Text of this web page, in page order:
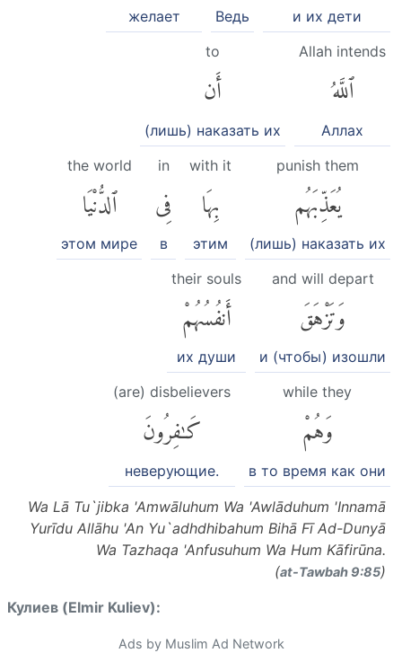
и их дети
Ведь
желает
Allah intends
ٱللَّهُ
Аллах
to
أَن
(лишь) наказать их
punish them
يُعَذِّبَهُم
(лишь) наказать их
with it
بِهَا
этим
in
فِى
в
the world
ٱلدُّنْيَا
этом мире
and will depart
وَتَزْهَقَ
и (чтобы) изошли
their souls
أَنفُسُهُمْ
их души
while they
وَهُمْ
в то время как они
(are) disbelievers
كَٰفِرُونَ
неверующие.
Wa Lā Tu`jibka 'Amwāluhum Wa 'Awlāduhum 'Innamā
Yurīdu Allāhu 'An Yu`adhdhibahum Bihā Fī Ad-Dunyā
Wa Tazhaqa 'Anfusuhum Wa Hum Kāfirūna.
(at-Tawbah 9:85)
Кулиев (Elmir Kuliev):
Ads by Muslim Ad Network